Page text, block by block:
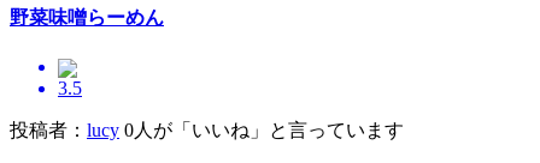
野菜味噌らーめん
3.5
投稿者： lucy 0人が「いいね」と言っています